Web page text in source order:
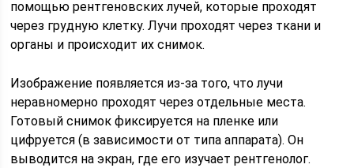
помощью рентгеновских лучей, которые проходят
через грудную клетку. Лучи проходят через ткани и
органы и происходит их снимок.
Изображение появляется из-за того, что лучи
неравномерно проходят через отдельные места.
Готовый снимок фиксируется на пленке или
цифруется (в зависимости от типа аппарата). Он
выводится на экран, где его изучает рентгенолог.